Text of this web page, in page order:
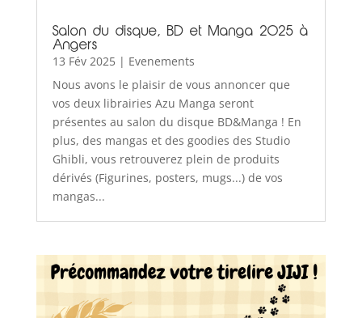
Salon du disque, BD et Manga 2025 à
Angers
13 Fév 2025| Evenements
Nous avons le plaisir de vous annoncer que
vos deux librairies Azu Manga seront
présentes au salon du disque BD&Manga ! En
plus, des mangas et des goodies des Studio
Ghibli, vous retrouverez plein de produits
dérivés (Figurines, posters, mugs...) de vos
mangas...